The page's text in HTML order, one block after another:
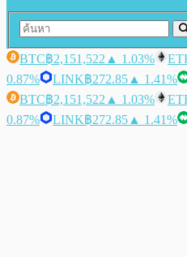
BTC฿2,151,522 ▲ 1.03%
0.87%
LINK฿272.85 ▲ 1.41%
BTC฿2,151,522 ▲ 1.03%
0.87%
LINK฿272.85 ▲ 1.41%